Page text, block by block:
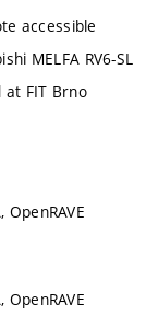
accessible
MELFA RV6-SL
FIT Brno